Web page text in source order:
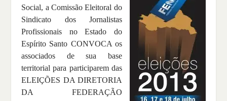
Social, a Comissão Eleitoral do
Sindicato dos Jornalistas
Profissionais no Estado do
Espírito Santo CONVOCA os
associados de sua base
territorial para participarem das
ELEIÇÕES DA DIRETORIA
DA FEDERAÇÃO